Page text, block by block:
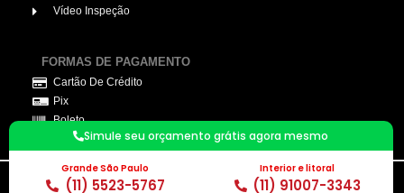
Vídeo Inspeção
FORMAS DE PAGAMENTO
Cartão De Crédito
Pix
Boleto
Simule seu orçamento grátis agora mesmo
Grande São Paulo
(11) 5523-5767
Interior e litoral
(11) 91007-3343